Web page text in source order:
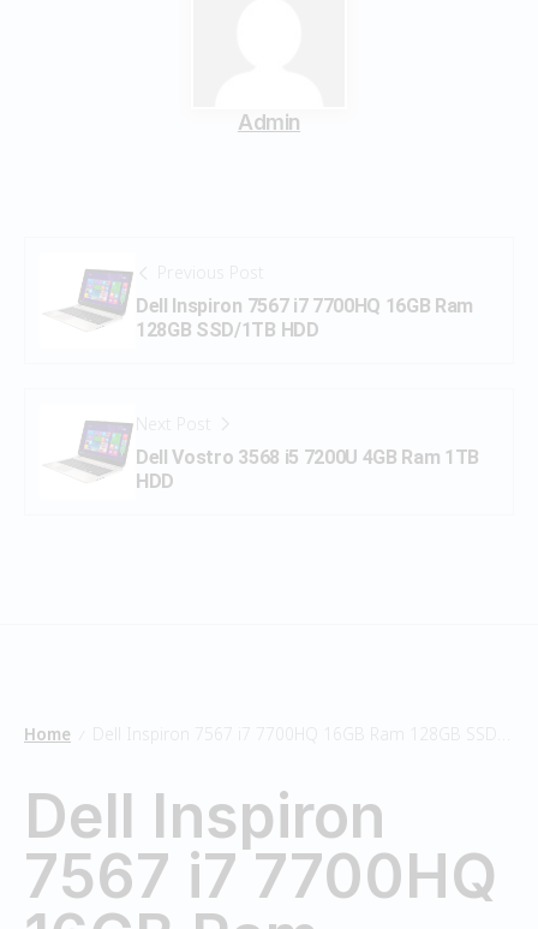
Admin
Previous Post
Dell Inspiron 7567 i7 7700HQ 16GB Ram
128GB SSD/1TB HDD
Next Post
Dell Vostro 3568 i5 7200U 4GB Ram 1TB
HDD
Home Dell Inspiron 7567 i7 7700HQ 16GB Ram 128GB SSD/1TB HDD
Dell Inspiron
7567 i7 7700HQ